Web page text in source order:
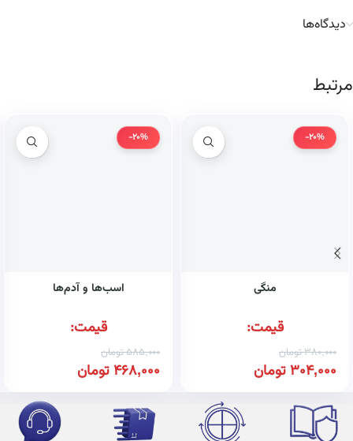
دیدگاه‌ها
مرتبط
-20%
منگی
قیمت:
380,000تومان
304,000تومان
-20%
اسب‌ها و آدم‌ها
قیمت:
585,000تومان
468,000تومان